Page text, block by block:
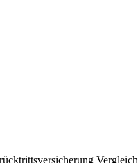
Vergleich